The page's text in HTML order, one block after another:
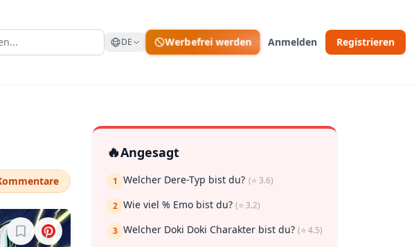
DE Werbefrei werden Anmelden Registrieren
Melde dich an, um zu speichern
🔥Angesagt
1 Welcher Dere-Typ bist du? (⭐ 3.6)
2 Wie viel % Emo bist du? (⭐ 3.2)
3 Welcher Doki Doki Charakter bist du? (⭐ 4.5)